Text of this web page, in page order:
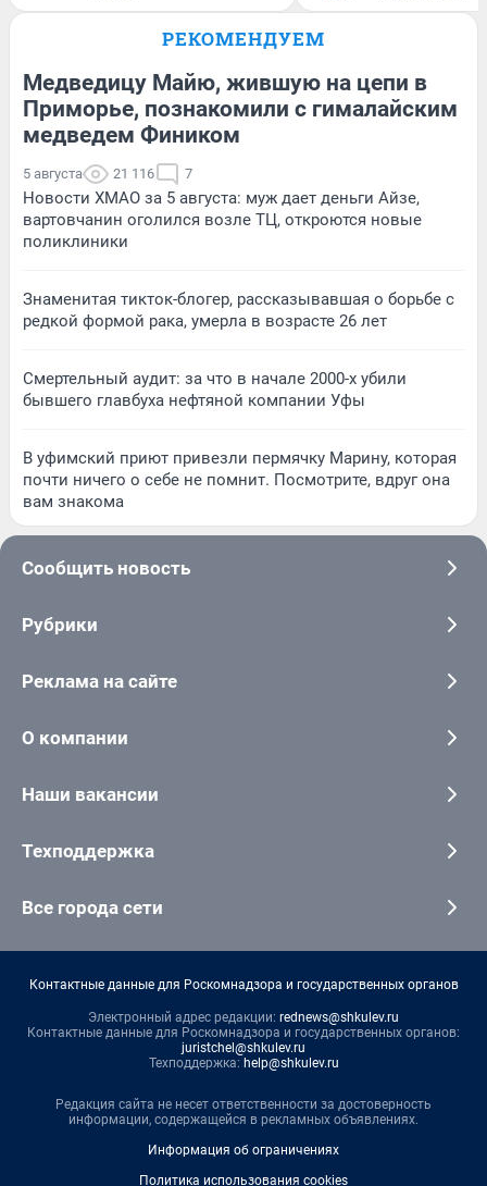
РЕКОМЕНДУЕМ
Медведицу Майю, жившую на цепи в
Приморье, познакомили с гималайским
медведем Фиником
5 августа 21 116 7
Новости ХМАО за 5 августа: муж дает деньги Айзе,
вартовчанин оголился возле ТЦ, откроются новые
поликлиники
Знаменитая тикток-блогер, рассказывавшая о борьбе с
редкой формой рака, умерла в возрасте 26 лет
Смертельный аудит: за что в начале 2000-х убили
бывшего главбуха нефтяной компании Уфы
В уфимский приют привезли пермячку Марину, которая
почти ничего о себе не помнит. Посмотрите, вдруг она
вам знакома
Сообщить новость
Рубрики
Реклама на сайте
О компании
Наши вакансии
Техподдержка
Все города сети
Контактные данные для Роскомнадзора и государственных органов
Электронный адрес редакции: rednews@shkulev.ru
Контактные данные для Роскомнадзора и государственных органов:
juristchel@shkulev.ru
Техподдержка: help@shkulev.ru
Редакция сайта не несет ответственности за достоверность
информации, содержащейся в рекламных объявлениях.
Информация об ограничениях
Политика использования cookies